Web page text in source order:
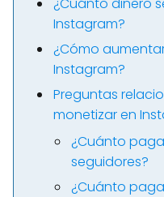
Instagram?
¿Cómo
Instagram?
Preguntas
monetizar en
¿Cuánto
seguidores?
¿Cuánto